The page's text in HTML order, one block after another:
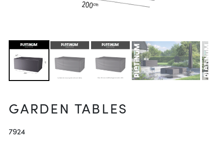
kiezen
GARDEN TABLES
7924